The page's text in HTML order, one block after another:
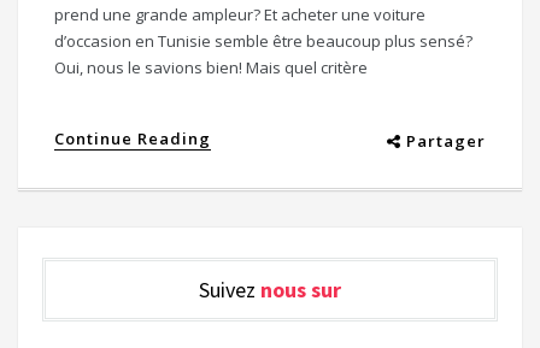
prend une grande ampleur? Et acheter une voiture
d’occasion en Tunisie semble être beaucoup plus sensé?
Oui, nous le savions bien! Mais quel critère
Continue Reading Partager
Suivez nous sur